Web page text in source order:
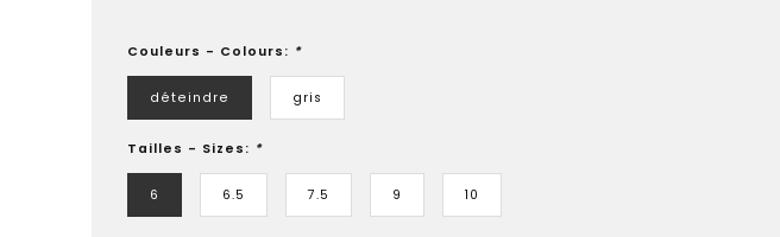
Couleurs - Colours: *
déteindre gris
Tailles - Sizes: *
6 6.5 7.5 9 10